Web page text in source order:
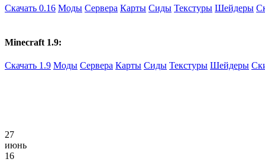
Скачать 0.16 Моды Сервера Карты Сиды Текстуры Шейдеры
Minecraft 1.9:
Скачать 1.9 Моды Сервера Карты Сиды Текстуры Шейдеры
27
июнь
16